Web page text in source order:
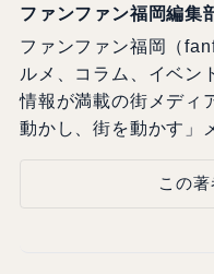
ファンファン福岡編集
ファンファン福岡（
ルメ、コラム、イベン
情報が満載の街メディ
動かし、街を動かす」
この